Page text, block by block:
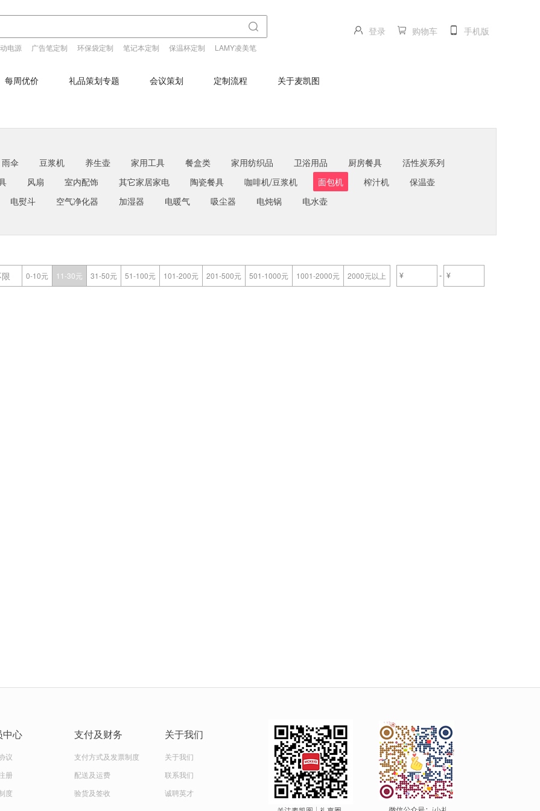
电源 广告笔定制 环保袋定制 笔记本定制 保温杯定制
LAMY凌美笔
登录 购物车 手机版
每周优价 礼品策划专题 会议策划 定制流程 关于麦凯图
雨伞 豆浆机 养生壶 家用工具 餐盒类 家用纺织品 卫浴用品 厨房餐具
活性炭系列
风扇 室内配饰 其它家居家电 陶瓷餐具 咖啡机/豆浆机 面包机 榨汁机
保温壶
电熨斗 空气净化器 加湿器 电暖气 吸尘器 电炖锅 电水壶
0-10元 11-30元 31-50元 51-100元 101-200元 201-500元 501-1000元 1001-2000元 2000元以上 -
中心
议
册
度
支付及财务
支付方式及发票制度
配送及运费
验货及签收
关于我们
关于我们
联系我们
诚聘英才